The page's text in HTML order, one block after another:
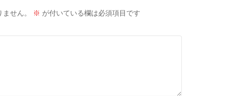
せん。 ※ が付いている欄は必須項目です